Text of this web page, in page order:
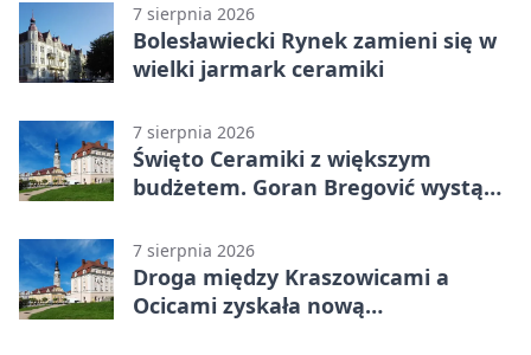
7 sierpnia 2026
Bolesławiecki Rynek zamieni się w
wielki jarmark ceramiki
7 sierpnia 2026
Święto Ceramiki z większym
budżetem. Goran Bregović wystąpi
7 sierpnia 2026
Droga między Kraszowicami a
Ocicami zyskała nową